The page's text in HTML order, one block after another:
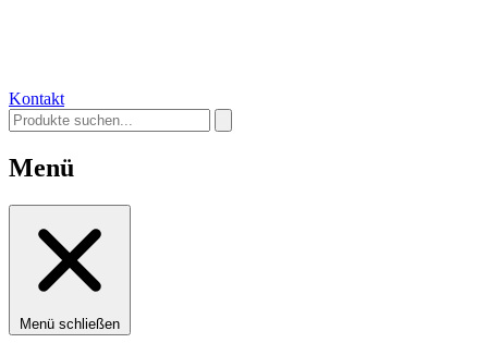
Kontakt
Menü
Menü schließen